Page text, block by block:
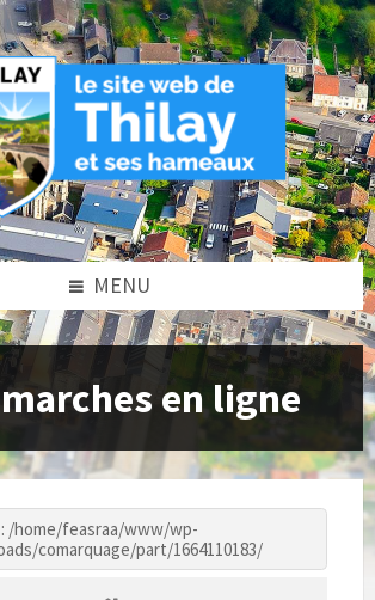
MENU
en ligne
/home/feasraa/www/wp-
comarquage/part/1664110183/